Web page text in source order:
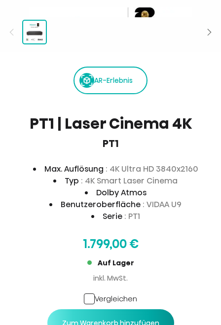
AR-Erlebnis
PT1 | Laser Cinema 4K
PT1
Max. Auflösung : 4K Ultra HD 3840x2160
Typ : 4K Smart Laser Cinema
Dolby Atmos
Benutzeroberfläche : VIDAA U9
Serie : PT1
1.799,00 €
Auf Lager
inkl. MwSt.
Vergleichen
Zum Warenkorb hinzufügen